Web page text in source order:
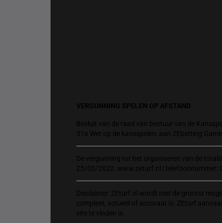
VERGUNNING SPELEN OP AFSTAND
Besluit van de raad van bestuur van de
31a Wet op de kansspelen, aan ZEbetting
De vergunning tot het organiseren van de
25/03/2022. www.zeturf.nl | telefoonnummer:
Disclaimer: ZEturf.nl wordt met de grootst
compleet, actueel of accuraat is. ZEturf
site te vinden is.